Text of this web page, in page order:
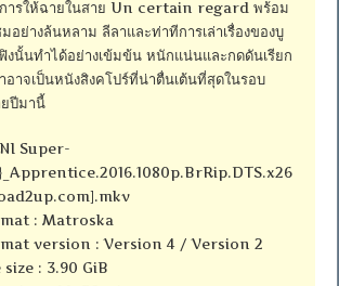
ารให้ฉายในสาย Un certain regard พร้อม
อย่างล้นหลาม ลีลาและท่าทีการเล่าเรื่องของบู
งนั้นทำได้อย่างเข้มข้น หนักแน่นและกดดันเรียก
อาจเป็นหนังสิงคโปร์ที่น่าตื่นเต้นที่สุดในรอบ
ปีมานี้
Super-
: Matroska
version : Version 4 / Version 2
size : 3.90 GiB